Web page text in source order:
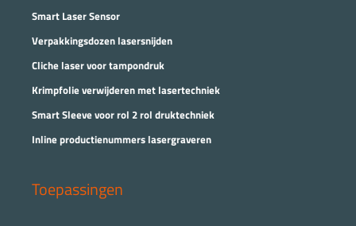
Smart Laser Sensor
Verpakkingsdozen lasersnijden
Cliche laser voor tampondruk
Krimpfolie verwijderen met lasertechniek
Smart Sleeve voor rol 2 rol druktechniek
Inline productienummers lasergraveren
Toepassingen